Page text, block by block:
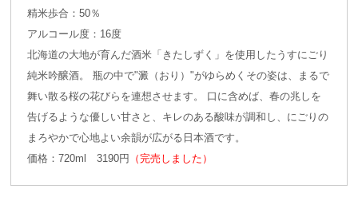
精米歩合：50％
アルコール度：16度
北海道の大地が育んだ酒米「きたしずく」を使用したうすにごり
純米吟醸酒。 瓶の中で"澱（おり）"がゆらめくその姿は、まるで
舞い散る桜の花びらを連想させます。 口に含めば、春の兆しを
告げるような優しい甘さと、キレのある酸味が調和し、にごりの
まろやかで心地よい余韻が広がる日本酒です。
価格：720ml 3190円
（完売しました）